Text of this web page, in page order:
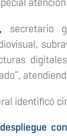
secretario
identificó